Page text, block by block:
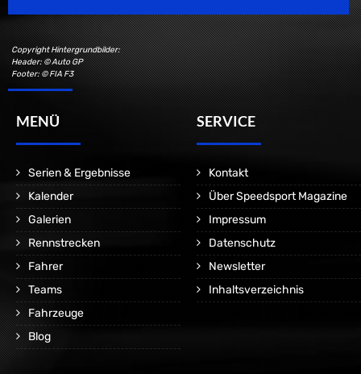
Copyright Hintergrundbilder:
Header: © Auto GP
Footer: © FIA F3
MENÜ
Serien & Ergebnisse
Kalender
Galerien
Rennstrecken
Fahrer
Teams
Fahrzeuge
Blog
SERVICE
Kontakt
Über Speedsport Magazine
Impressum
Datenschutz
Newsletter
Inhaltsverzeichnis